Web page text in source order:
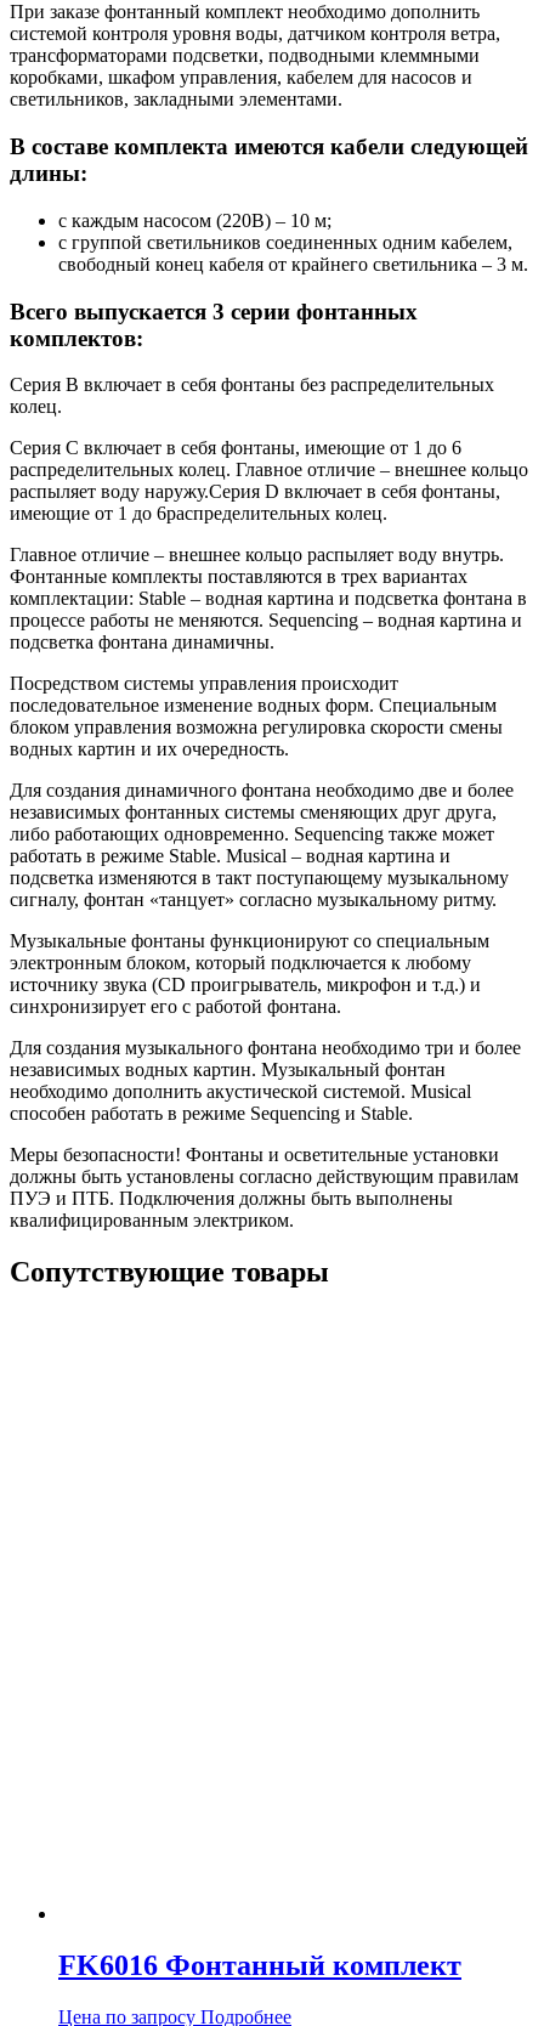
При заказе фонтанный комплект необходимо дополнить
системой контроля уровня воды, датчиком контроля ветра,
трансформаторами подсветки, подводными клеммными
коробками, шкафом управления, кабелем для насосов и
светильников, закладными элементами.
В составе комплекта имеются кабели следующей
длины:
с каждым насосом (220В) – 10 м;
с группой светильников соединенных одним кабелем,
свободный конец кабеля от крайнего светильника – 3 м.
Всего выпускается 3 серии фонтанных
комплектов:
Серия B включает в себя фонтаны без распределительных
колец.
Серия С включает в себя фонтаны, имеющие от 1 до 6
распределительных колец. Главное отличие – внешнее кольцо
распыляет воду наружу.Серия D включает в себя фонтаны,
имеющие от 1 до 6распределительных колец.
Главное отличие – внешнее кольцо распыляет воду внутрь.
Фонтанные комплекты поставляются в трех вариантах
комплектации: Stable – водная картина и подсветка фонтана в
процессе работы не меняются. Sequencing – водная картина и
подсветка фонтана динамичны.
Посредством системы управления происходит
последовательное изменение водных форм. Специальным
блоком управления возможна регулировка скорости смены
водных картин и их очередность.
Для создания динамичного фонтана необходимо две и более
независимых фонтанных системы сменяющих друг друга,
либо работающих одновременно. Sequencing также может
работать в режиме Stable. Musical – водная картина и
подсветка изменяются в такт поступающему музыкальному
сигналу, фонтан «танцует» согласно музыкальному ритму.
Музыкальные фонтаны функционируют со специальным
электронным блоком, который подключается к любому
источнику звука (CD проигрыватель, микрофон и т.д.) и
синхронизирует его с работой фонтана.
Для создания музыкального фонтана необходимо три и более
независимых водных картин. Музыкальный фонтан
необходимо дополнить акустической системой. Musical
способен работать в режиме Sequencing и Stable.
Меры безопасности! Фонтаны и осветительные установки
должны быть установлены согласно действующим правилам
ПУЭ и ПТБ. Подключения должны быть выполнены
квалифицированным электриком.
Сопутствующие товары
FK6016 Фонтанный комплект
Цена по запросу Подробнее